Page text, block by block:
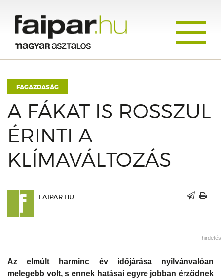
FAGAZDASÁG
A FÁKAT IS ROSSZUL
ÉRINTI A
KLÍMAVÁLTOZÁS
FAIPAR.HU
hirdetés
Az elmúlt harminc év időjárása nyilvánvalóan
melegebb volt, s ennek hatásai egyre jobban érződnek